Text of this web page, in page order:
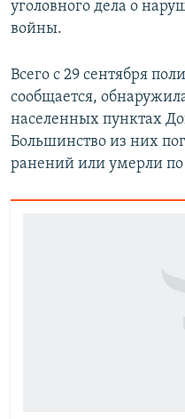
уголовного дела о
войны.
Всего с 29 сентября
сообщается,
населенных пунктах
Большинство из них
ранений или умерли